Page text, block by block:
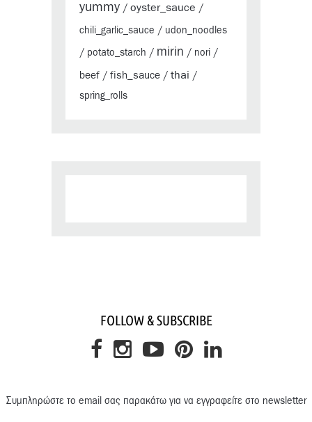
yummy / oyster_sauce /
chili_garlic_sauce / udon_noodles
/ potato_starch / mirin / nori /
beef / fish_sauce / thai /
spring_rolls
FOLLOW & SUBSCRIBE
Συμπληρώστε το email σας παρακάτω για να εγγραφείτε στο newsletter